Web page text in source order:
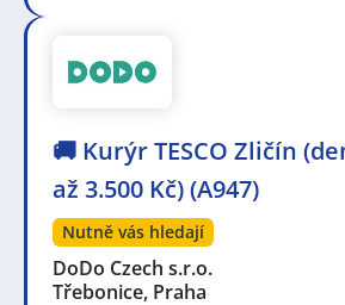
🚚 Kurýr TESCO Zličín
až 3.500 Kč) (A947)
Nutně vás hledají
DoDo Czech s.r.o.
Třebonice, Praha